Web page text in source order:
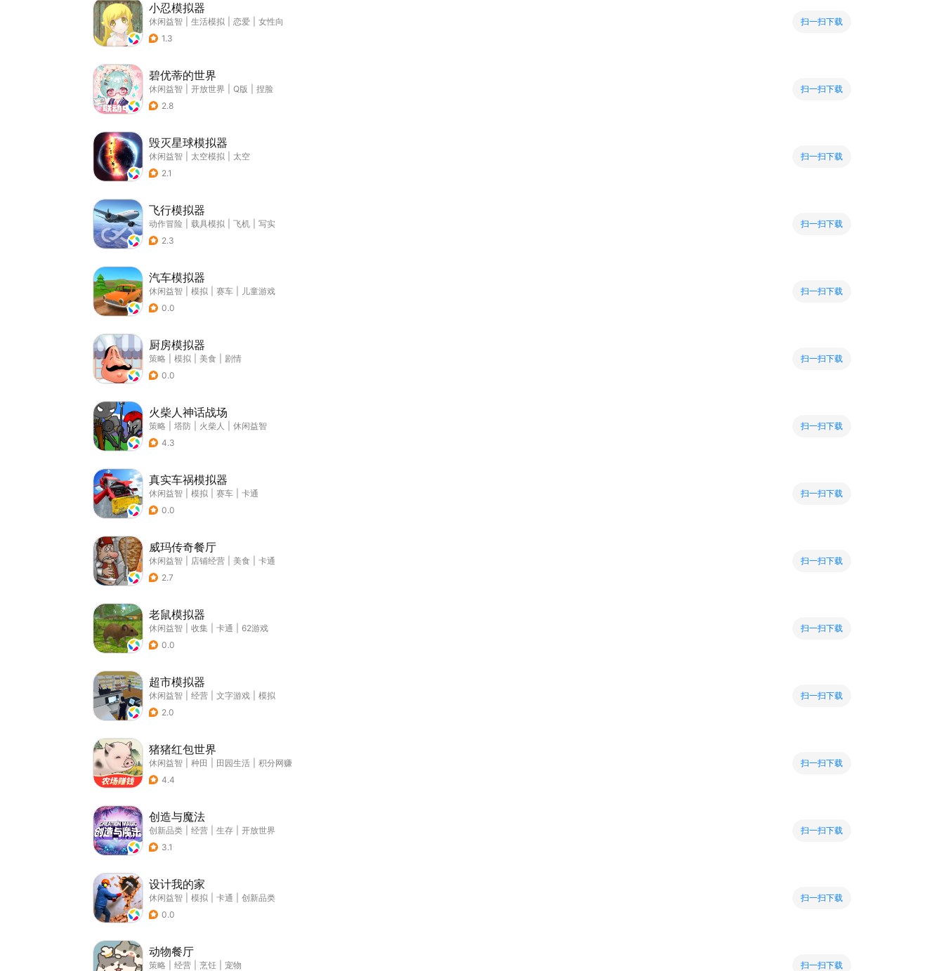
小忍模拟器
休闲益智 生活模拟 恋爱
女性向
1.3
扫一扫下载
碧优蒂的世界
休闲益智 开放世界 Q版
捏脸
2.8
扫一扫下载
毁灭星球模拟器
休闲益智 太空模拟
太空
2.1
扫一扫下载
飞行模拟器
动作冒险 载具模拟 飞机
写实
2.3
扫一扫下载
汽车模拟器
休闲益智 模拟 赛车
儿童游戏
0.0
扫一扫下载
厨房模拟器
策略 模拟 美食
剧情
0.0
扫一扫下载
火柴人神话战场
策略 塔防 火柴人
休闲益智
4.3
扫一扫下载
真实车祸模拟器
休闲益智 模拟 赛车
卡通
0.0
扫一扫下载
威玛传奇餐厅
休闲益智 店铺经营 美食
卡通
2.7
扫一扫下载
老鼠模拟器
休闲益智 收集 卡通
62游戏
0.0
扫一扫下载
超市模拟器
休闲益智 经营 文字游戏
模拟
2.0
扫一扫下载
猪猪红包世界
休闲益智 种田 田园生活
积分网赚
4.4
扫一扫下载
创造与魔法
创新品类 经营 生存
开放世界
3.1
扫一扫下载
设计我的家
休闲益智 模拟 卡通
创新品类
0.0
扫一扫下载
动物餐厅
策略 经营 烹饪
宠物
扫一扫下载